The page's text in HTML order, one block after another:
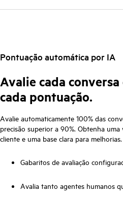
Pontuação automática por IA
Avalie cada
cada pontuação.
Avalie automaticamente 100% das
precisão superior a 90%. Obtenha
cliente e uma base clara para melhorias.
Gabaritos de avaliação
Avalia tanto agentes humanos